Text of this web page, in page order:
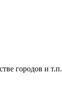
городов и т.п.